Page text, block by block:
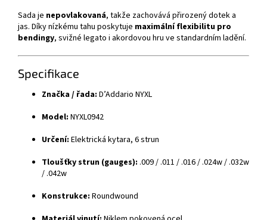
Sada je nepovlakovaná, takže zachovává přirozený dotek a
jas. Díky nízkému tahu poskytuje maximální flexibilitu pro
bendingy, svižné legato i akordovou hru ve standardním ladění.
Specifikace
Značka / řada: D’Addario NYXL
Model: NYXL0942
Určení: Elektrická kytara, 6 strun
Tloušťky strun (gauges): .009 / .011 / .016 / .024w / .032w
/ .042w
Konstrukce: Roundwound